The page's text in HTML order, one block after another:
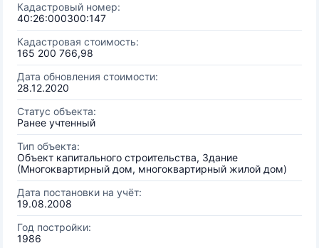
Кадастровый номер:
40:26:000300:147
Кадастровая стоимость:
165 200 766,98
Дата обновления стоимости:
28.12.2020
Статус объекта:
Ранее учтенный
Тип объекта:
Объект капитального строительства, Здание
(Многоквартирный дом, многоквартирный жилой дом)
Дата постановки на учёт:
19.08.2008
Год постройки:
1986